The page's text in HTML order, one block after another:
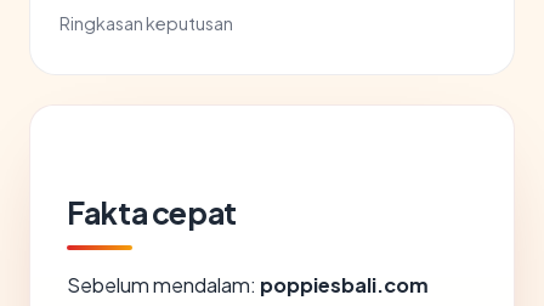
Ringkasan keputusan
Fakta cepat
Sebelum mendalam: poppiesbali.com